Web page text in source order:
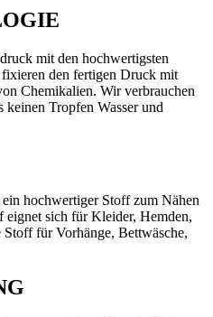
mit den hochwertigsten
fixieren den fertigen Druck mit
Chemikalien. Wir verbrauchen
keinen Tropfen Wasser und
hochwertiger Stoff zum Nähen
sich für Kleider, Hemden,
für Vorhänge, Bettwäsche,